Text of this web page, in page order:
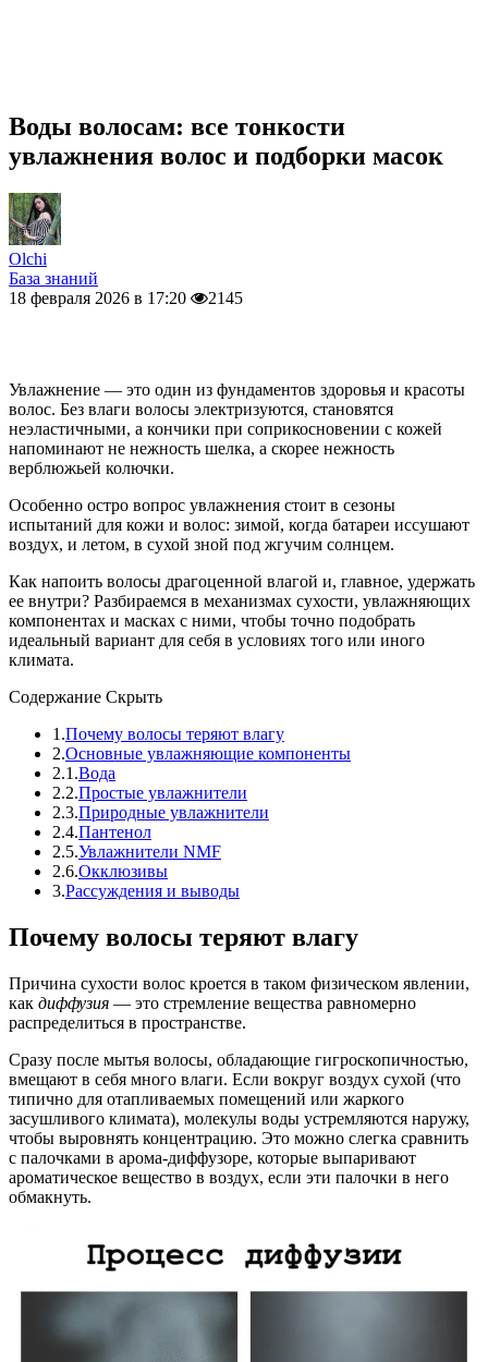
Воды волосам: все тонкости
увлажнения волос и подборки масок
Olchi
База знаний
18 февраля 2026 в 17:20
2145
Увлажнение — это один из фундаментов здоровья и красоты
волос. Без влаги волосы электризуются, становятся
неэластичными, а кончики при соприкосновении с кожей
напоминают не нежность шелка, а скорее нежность
верблюжьей колючки.
Особенно остро вопрос увлажнения стоит в сезоны
испытаний для кожи и волос: зимой, когда батареи иссушают
воздух, и летом, в сухой зной под жгучим солнцем.
Как напоить волосы драгоценной влагой и, главное, удержать
ее внутри? Разбираемся в механизмах сухости, увлажняющих
компонентах и масках с ними, чтобы точно подобрать
идеальный вариант для себя в условиях того или иного
климата.
Содержание Скрыть
1.Почему волосы теряют влагу
2.Основные увлажняющие компоненты
2.1.Вода
2.2.Простые увлажнители
2.3.Природные увлажнители
2.4.Пантенол
2.5.Увлажнители NMF
2.6.Окклюзивы
3.Рассуждения и выводы
Почему волосы теряют влагу
Причина сухости волос кроется в таком физическом явлении,
как диффузия — это стремление вещества равномерно
распределиться в пространстве.
Сразу после мытья волосы, обладающие гигроскопичностью,
вмещают в себя много влаги. Если вокруг воздух сухой (что
типично для отапливаемых помещений или жаркого
засушливого климата), молекулы воды устремляются наружу,
чтобы выровнять концентрацию. Это можно слегка сравнить
с палочками в арома-диффузоре, которые выпаривают
ароматическое вещество в воздух, если эти палочки в него
обмакнуть.